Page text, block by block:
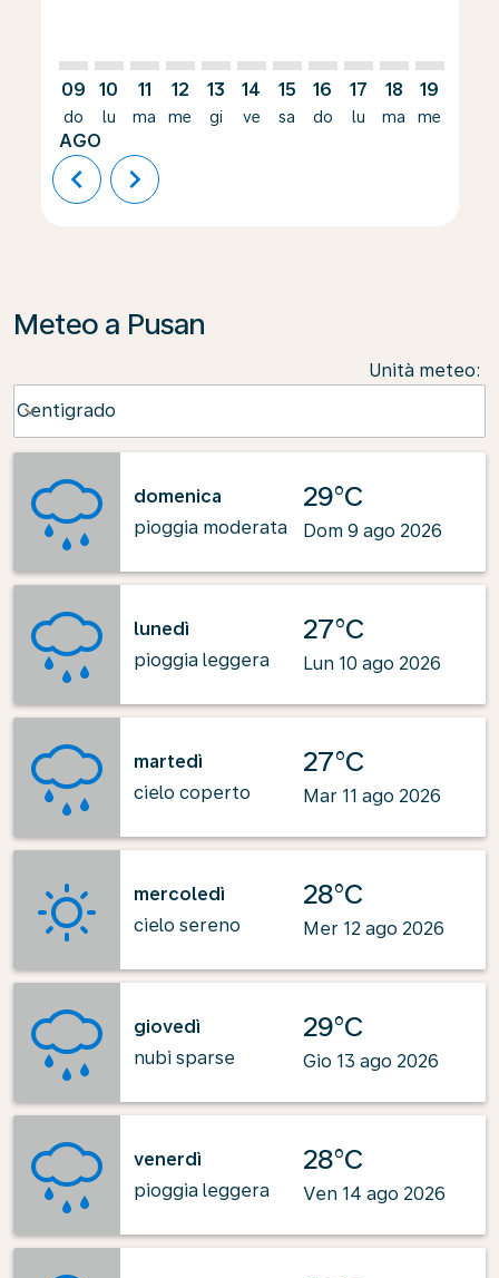
09
do
AGO
10
lu
11
ma
12
me
13
gi
14
ve
15
sa
16
do
17
lu
18
ma
19
me
chevron_left chevron_right
Meteo a Pusan
Unità meteo:
Centigrado
keyboard_arrow_down
domenica
pioggia moderata
29°C
Dom 9 ago 2026
lunedì
pioggia leggera
27°C
Lun 10 ago 2026
martedì
cielo coperto
27°C
Mar 11 ago 2026
mercoledì
cielo sereno
28°C
Mer 12 ago 2026
giovedì
nubi sparse
29°C
Gio 13 ago 2026
venerdì
pioggia leggera
28°C
Ven 14 ago 2026